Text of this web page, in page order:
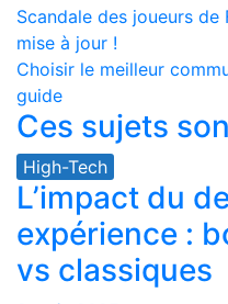
Navigation
de
l’article
Scandale des joueurs
mise à jour !
Choisir le meilleur
guide
Ces sujets
High-Tech
L’impact du
expérience :
vs classiques